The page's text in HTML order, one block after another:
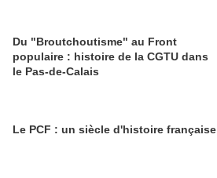
Du "Broutchoutisme" au Front
populaire : histoire de la CGTU dans
le Pas-de-Calais
Le PCF : un siècle d'histoire française